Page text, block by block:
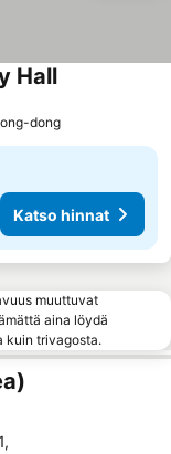
Hall
dong
Katso hinnat
muuttuvat
aina löydä
kuin trivagosta.
,